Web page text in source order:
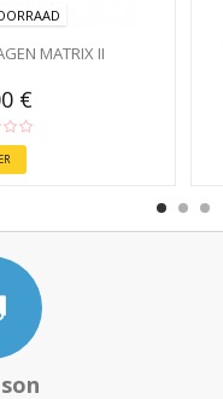
MATRIX II
€